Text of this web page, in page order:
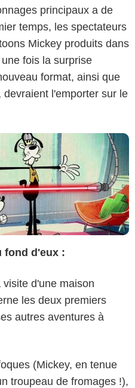
principaux a de
temps, les spectateurs
Mickey produits dans
fois la surprise
format, ainsi que
l'emporter sur le
fond d'eux :
d'une maison
les deux premiers
autres aventures à
(Mickey, en tenue
troupeau de fromages !),